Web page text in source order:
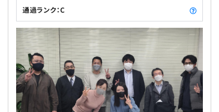
通過ランク：C